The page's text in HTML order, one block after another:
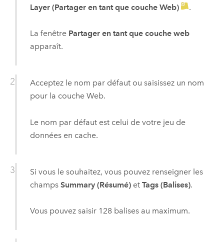
Layer (Partager en tant que couche Web)
.
La fenêtre Partager en tant que couche web
apparaît.
Acceptez le nom par défaut ou saisissez un nom
pour la couche Web.
Le nom par défaut est celui de votre jeu de
données en cache.
Si vous le souhaitez, vous pouvez renseigner les
champs Summary (Résumé)et Tags (Balises).
Vous pouvez saisir 128 balises au maximum.